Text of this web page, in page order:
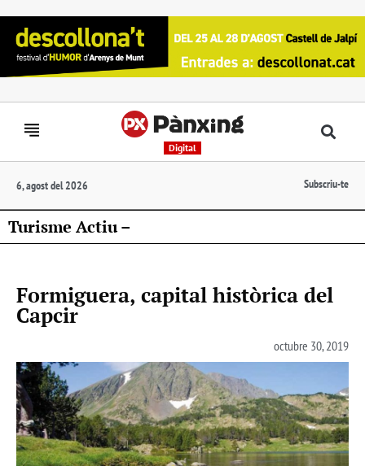
Digital
6, agost del 2026 Subscriu-te
Turisme Actiu –
Formiguera, capital històrica del
Capcir
octubre 30, 2019